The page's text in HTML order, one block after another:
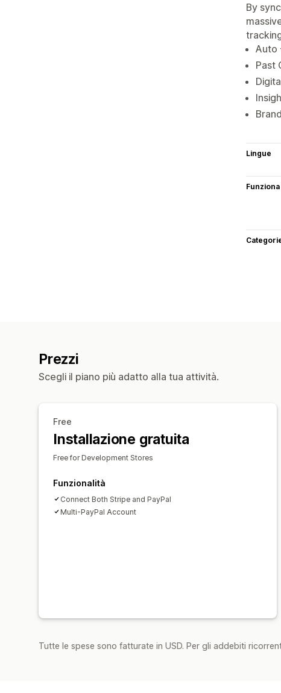
By
Auto
Past
Lingue
Prezzi
Scegli il piano più adatto alla tua attività.
Free
Installazione gratuita
Free for Development Stores
Funzionalità
Connect Both Stripe and PayPal
Multi-PayPal Account
Tutte le spese sono fatturate in USD. Per gli addebiti